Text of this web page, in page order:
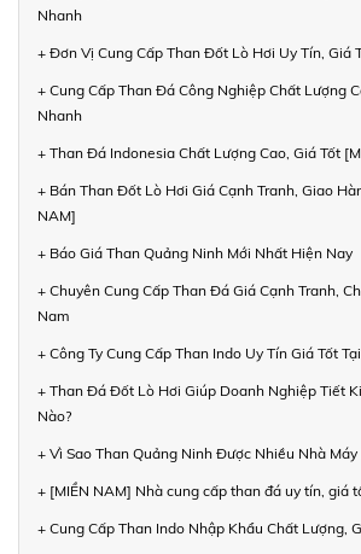
Nhanh
+ Đơn Vị Cung Cấp Than Đốt Lò Hơi Uy Tín, Giá
+ Cung Cấp Than Đá Công Nghiệp Chất Lượng
Nhanh
+ Than Đá Indonesia Chất Lượng Cao, Giá Tốt
+ Bán Than Đốt Lò Hơi Giá Cạnh Tranh, Giao
NAM]
+ Báo Giá Than Quảng Ninh Mới Nhất Hiện Nay
+ Chuyên Cung Cấp Than Đá Giá Cạnh Tranh,
Nam
+ Công Ty Cung Cấp Than Indo Uy Tín Giá Tốt
+ Than Đá Đốt Lò Hơi Giúp Doanh Nghiệp Tiết
Nào?
+ Vì Sao Than Quảng Ninh Được Nhiều Nhà Máy
+ [MIỀN NAM] Nhà cung cấp than đá uy tín, giá
+ Cung Cấp Than Indo Nhập Khẩu Chất Lượng,